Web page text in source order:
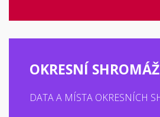
OKRESNÍ
DATA A MÍSTA OKRESNÍCH